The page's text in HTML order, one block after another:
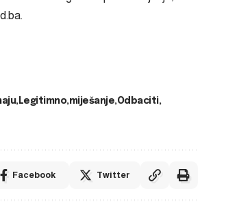
.
Legitimno miješanje Odbaciti
Facebook Twitter